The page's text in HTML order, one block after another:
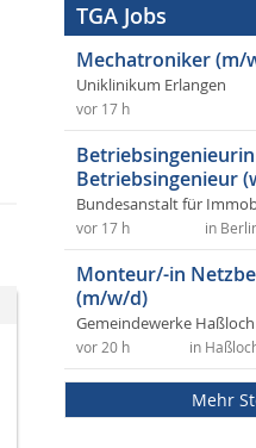
TGA Jobs
Mechatroniker (m/
Uniklinikum Erlangen
vor 17 h
Betriebsingenieur
Bundesanstalt für
in
vor 17 h
Monteur/-in
(m/w/d)
Gemeindewerke
in
vor 20 h
Mehr